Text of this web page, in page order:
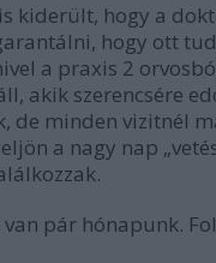
kiderült, hogy a
hogy ott
a praxis 2
akik szerencsére
de minden vizitnél
a nagy nap
pár hónapunk.